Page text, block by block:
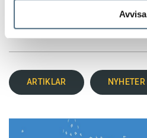
Avvisa
PUBLICERAD 2021-10-06
ARTIKLAR NYHETER